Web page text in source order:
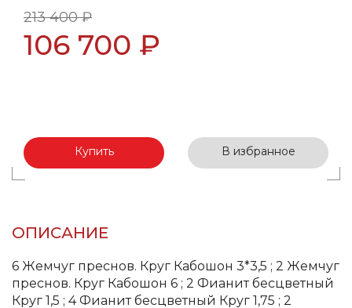
213 400 ₽
106 700 ₽
Купить В избранное
ОПИСАНИЕ
6 Жемчуг преснов. Круг Кабошон 3*3,5 ; 2 Жемчуг
преснов. Круг Кабошон 6 ; 2 Фианит бесцветный
Круг 1,5 ; 4 Фианит бесцветный Круг 1,75 ; 2